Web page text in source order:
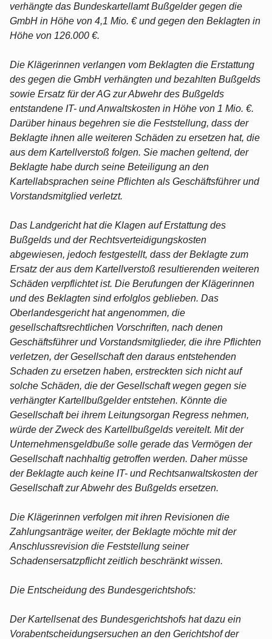
verhängte das Bundeskartellamt Bußgelder gegen die
GmbH in Höhe von 4,1 Mio. € und gegen den Beklagten in
Höhe von 126.000 €.
Die Klägerinnen verlangen vom Beklagten die Erstattung
des gegen die GmbH verhängten und bezahlten Bußgelds
sowie Ersatz für der AG zur Abwehr des Bußgelds
entstandene IT- und Anwaltskosten in Höhe von 1 Mio. €.
Darüber hinaus begehren sie die Feststellung, dass der
Beklagte ihnen alle weiteren Schäden zu ersetzen hat, die
aus dem Kartellverstoß folgen. Sie machen geltend, der
Beklagte habe durch seine Beteiligung an den
Kartellabsprachen seine Pflichten als Geschäftsführer und
Vorstandsmitglied verletzt.
Das Landgericht hat die Klagen auf Erstattung des
Bußgelds und der Rechtsverteidigungskosten
abgewiesen, jedoch festgestellt, dass der Beklagte zum
Ersatz der aus dem Kartellverstoß resultierenden weiteren
Schäden verpflichtet ist. Die Berufungen der Klägerinnen
und des Beklagten sind erfolglos geblieben. Das
Oberlandesgericht hat angenommen, die
gesellschaftsrechtlichen Vorschriften, nach denen
Geschäftsführer und Vorstandsmitglieder, die ihre Pflichten
verletzen, der Gesellschaft den daraus entstehenden
Schaden zu ersetzen haben, erstreckten sich nicht auf
solche Schäden, die der Gesellschaft wegen gegen sie
verhängter Kartellbußgelder entstehen. Könnte die
Gesellschaft bei ihrem Leitungsorgan Regress nehmen,
würde der Zweck des Kartellbußgelds vereitelt. Mit der
Unternehmensgeldbuße solle gerade das Vermögen der
Gesellschaft nachhaltig getroffen werden. Daher müsse
der Beklagte auch keine IT- und Rechtsanwaltskosten der
Gesellschaft zur Abwehr des Bußgelds ersetzen.
Die Klägerinnen verfolgen mit ihren Revisionen die
Zahlungsanträge weiter, der Beklagte möchte mit der
Anschlussrevision die Feststellung seiner
Schadensersatzpflicht zeitlich beschränkt wissen.
Die Entscheidung des Bundesgerichtshofs:
Der Kartellsenat des Bundesgerichtshofs hat dazu ein
Vorabentscheidungsersuchen an den Gerichtshof der